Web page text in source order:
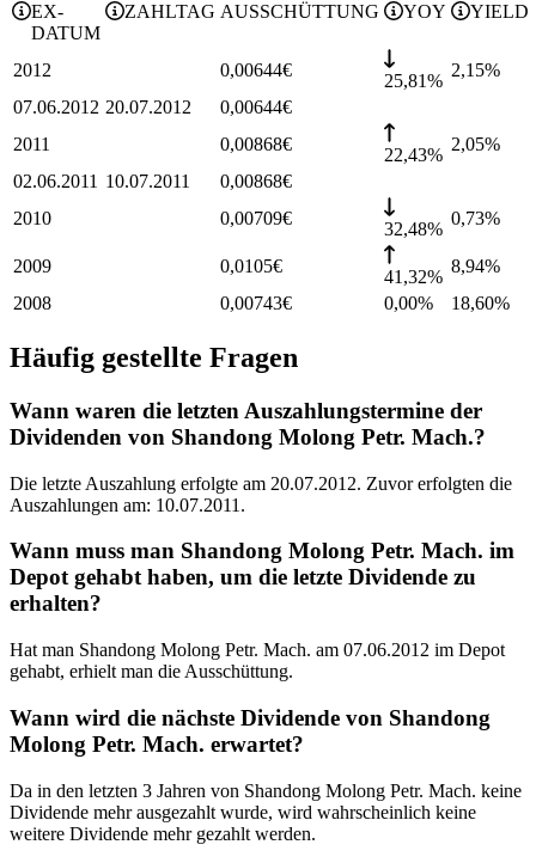
EX-
DATUM
ZAHLTAG AUSSCHÜTTUNG YOY YIELD
2012 0,00644€
25,81%
2,15%
07.06.2012 20.07.2012 0,00644€
2011
0,00868€
22,43%
2,05%
02.06.2011 10.07.2011 0,00868€
2010
0,00709€
32,48%
0,73%
2009 0,0105€
41,32%
8,94%
2008
0,00743€ 0,00% 18,60%
Häufig gestellte Fragen
Wann waren die letzten Auszahlungstermine der
Dividenden von Shandong Molong Petr. Mach.?
Die letzte Auszahlung erfolgte am 20.07.2012. Zuvor erfolgten die
Auszahlungen am: 10.07.2011.
Wann muss man Shandong Molong Petr. Mach. im
Depot gehabt haben, um die letzte Dividende zu
erhalten?
Hat man Shandong Molong Petr. Mach. am 07.06.2012 im Depot
gehabt, erhielt man die Ausschüttung.
Wann wird die nächste Dividende von Shandong
Molong Petr. Mach. erwartet?
Da in den letzten 3 Jahren von Shandong Molong Petr. Mach. keine
Dividende mehr ausgezahlt wurde, wird wahrscheinlich keine
weitere Dividende mehr gezahlt werden.